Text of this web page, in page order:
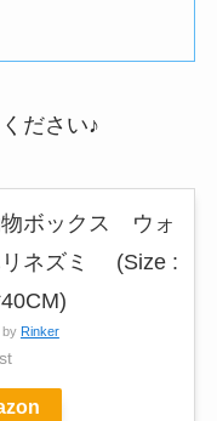
ださい♪
ボックス ウォ
リネズミ (Size :
by Rinker